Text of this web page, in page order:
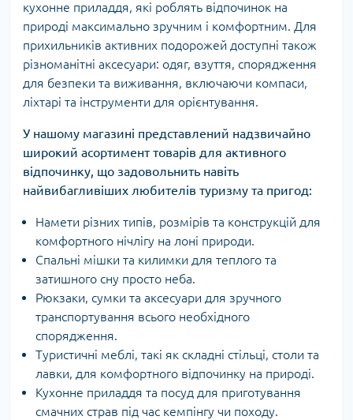
кухонне приладдя, які роблять відпочинок на
природі максимально зручним і комфортним. Для
прихильників активних подорожей доступні також
різноманітні аксесуари: одяг, взуття, спорядження
для безпеки та виживання, включаючи компаси,
ліхтарі та інструменти для орієнтування.
У нашому магазині представлений надзвичайно
широкий асортимент товарів для активного
відпочинку, що задовольнить навіть
найвибагливіших любителів туризму та пригод:
Намети різних типів, розмірів та конструкцій для
комфортного нічлігу на лоні природи.
Спальні мішки та килимки для теплого та
затишного сну просто неба.
Рюкзаки, сумки та аксесуари для зручного
транспортування всього необхідного
спорядження.
Туристичні меблі, такі як складні стільці, столи та
лавки, для комфортного відпочинку на природі.
Кухонне приладдя та посуд для приготування
смачних страв під час кемпінгу чи походу.